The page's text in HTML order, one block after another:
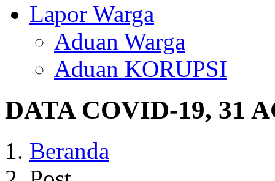
Lapor Warga
Aduan Warga
Aduan KORUPSI
DATA COVID-19, 31
Beranda